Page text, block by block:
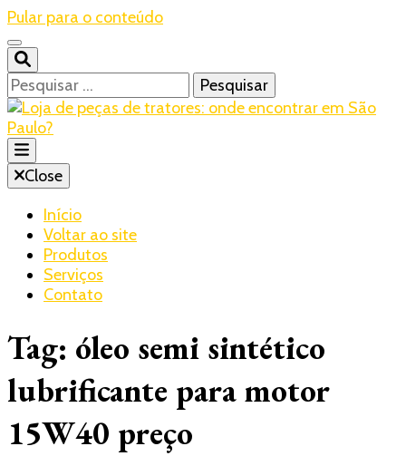
Pular para o conteúdo
Pesquisar
por:
Realtrac
Blog – Realtrac
Close
Início
Voltar ao site
Produtos
Serviços
Contato
Tag: óleo semi sintético
lubrificante para motor
15W40 preço